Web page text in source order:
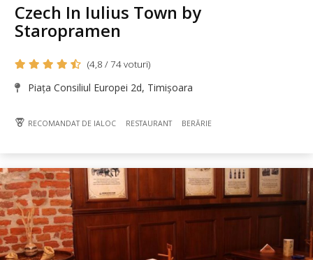
Czech In Iulius Town by
Staropramen
(4,8 / 74 voturi)
Piața Consiliul Europei 2d, Timișoara
RECOMANDAT DE IALOC RESTAURANT BERĂRIE